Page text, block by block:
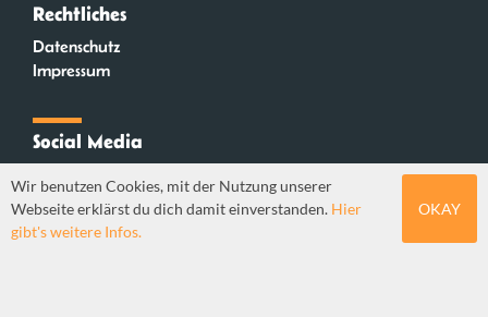
Rechtliches
Datenschutz
Impressum
Social Media
Mastodon
Wir benutzen Cookies, mit der Nutzung unserer
Webseite erklärst du dich damit einverstanden. Hier
gibt's weitere Infos.
OKAY